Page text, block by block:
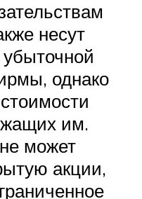
несут
однако
им.
может
акции,